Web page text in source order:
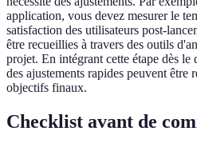
application, vous devez mesurer le
satisfaction des utilisateurs post-
être recueillies à travers des outils
projet. En intégrant cette étape dès le
des ajustements rapides peuvent être
objectifs finaux.
Checklist avant de